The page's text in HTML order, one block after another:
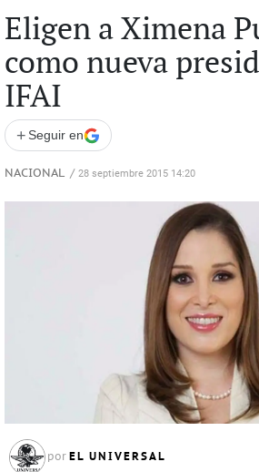
Eligen a Ximena
como nueva
IFAI
+ Seguir en
NACIONAL / 28 septiembre 2015 14:20
por EL UNIVERSAL